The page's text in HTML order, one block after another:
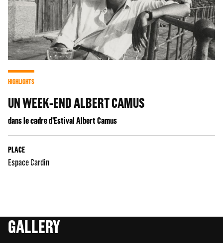
HIGHLIGHTS
UN WEEK-END ALBERT CAMUS
dans le cadre d'Estival Albert Camus
PLACE
Espace Cardin
GALLERY